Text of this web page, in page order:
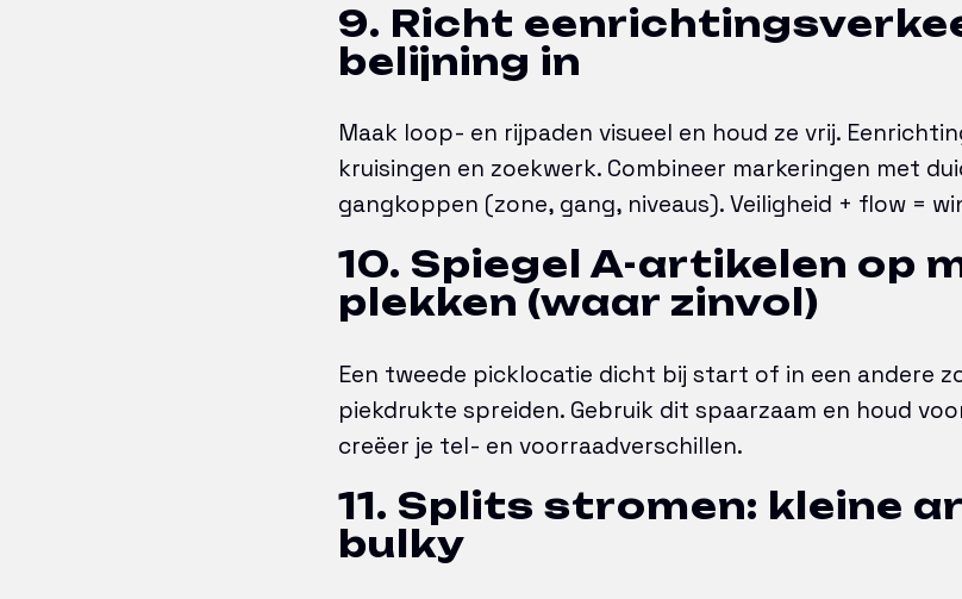
9. Richt
belijning in
Maak loop- en rijpaden visueel en houd ze vrij.
kruisingen en zoekwerk. Combineer markeringen met
gangkoppen (zone, gang, niveaus). Veiligheid + flow =
10. Spiegel A-artikelen op
plekken (waar zinvol)
Een tweede picklocatie dicht bij start of in een andere
piekdrukte spreiden. Gebruik dit spaarzaam en houd
creëer je tel- en voorraadverschillen.
11. Splits stromen: kleine
bulky